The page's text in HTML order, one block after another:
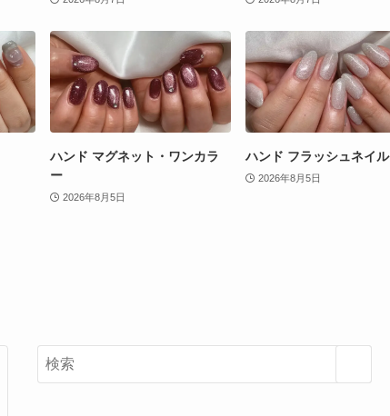
ハンド マグネット・ワンカラ
ー
2026年8月5日
ハンド フラッシュネイル
2026年8月5日